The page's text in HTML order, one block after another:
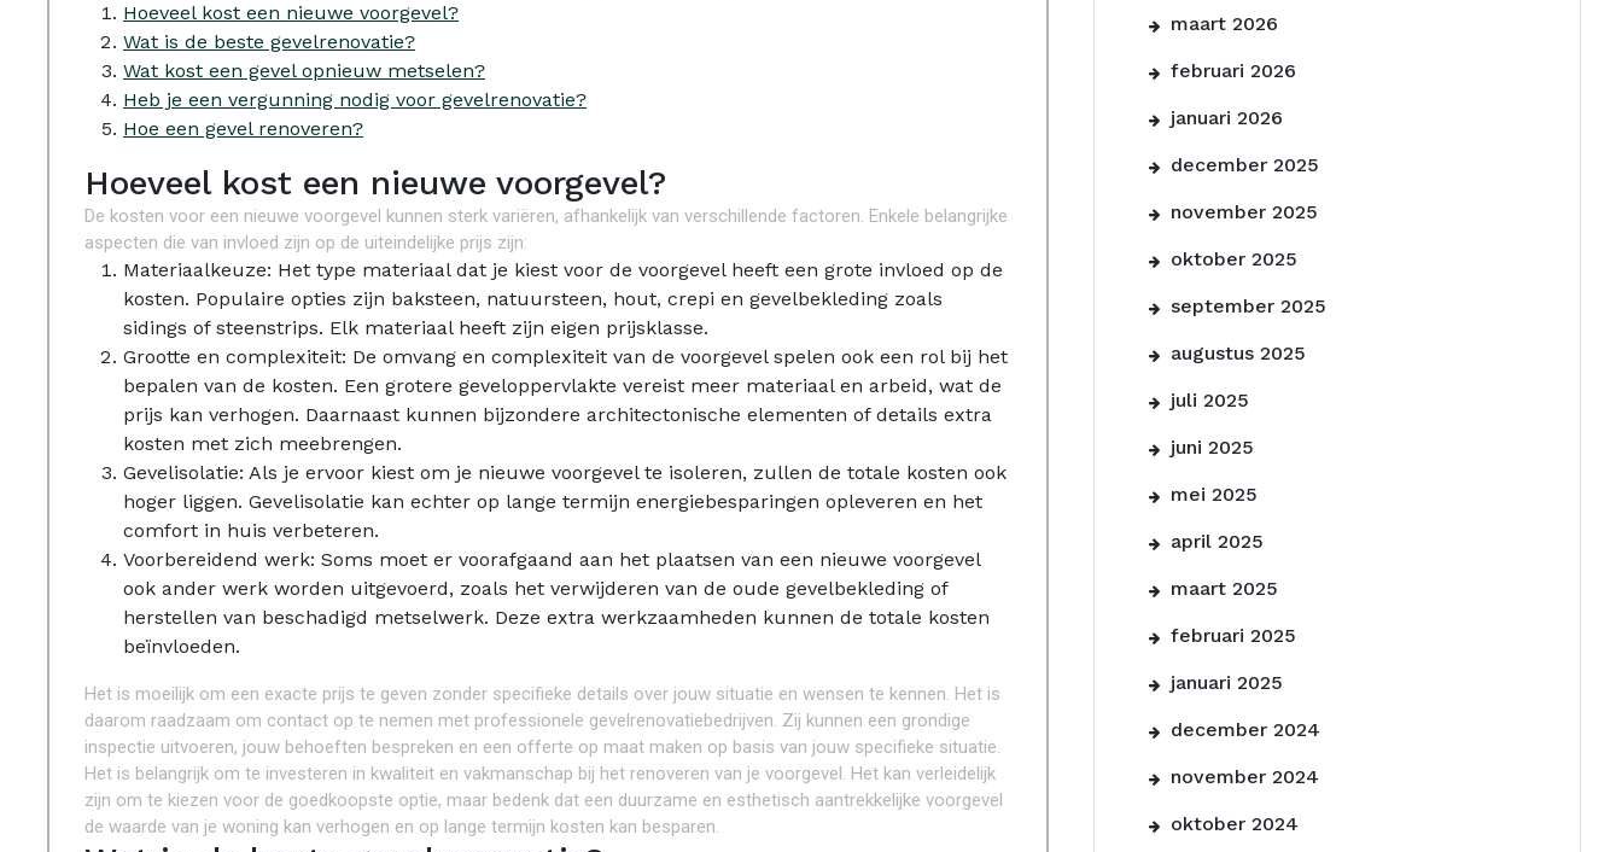
Hoeveel kost een nieuwe voorgevel?
Wat is de beste gevelrenovatie?
Wat kost een gevel opnieuw metselen?
Heb je een vergunning nodig voor gevelrenovatie?
Hoe een gevel renoveren?
Hoeveel kost een nieuwe voorgevel?
De kosten voor een nieuwe voorgevel kunnen sterk variëren, afhankelijk van verschillende factoren. Enkele belangrijke
aspecten die van invloed zijn op de uiteindelijke prijs zijn:
Materiaalkeuze: Het type materiaal dat je kiest voor de voorgevel heeft een grote invloed op de
kosten. Populaire opties zijn baksteen, natuursteen, hout, crepi en gevelbekleding zoals
sidings of steenstrips. Elk materiaal heeft zijn eigen prijsklasse.
Grootte en complexiteit: De omvang en complexiteit van de voorgevel spelen ook een rol bij het
bepalen van de kosten. Een grotere geveloppervlakte vereist meer materiaal en arbeid, wat de
prijs kan verhogen. Daarnaast kunnen bijzondere architectonische elementen of details extra
kosten met zich meebrengen.
Gevelisolatie: Als je ervoor kiest om je nieuwe voorgevel te isoleren, zullen de totale kosten ook
hoger liggen. Gevelisolatie kan echter op lange termijn energiebesparingen opleveren en het
comfort in huis verbeteren.
Voorbereidend werk: Soms moet er voorafgaand aan het plaatsen van een nieuwe voorgevel
ook ander werk worden uitgevoerd, zoals het verwijderen van de oude gevelbekleding of
herstellen van beschadigd metselwerk. Deze extra werkzaamheden kunnen de totale kosten
beïnvloeden.
Het is moeilijk om een exacte prijs te geven zonder specifieke details over jouw situatie en wensen te kennen. Het is
daarom raadzaam om contact op te nemen met professionele gevelrenovatiebedrijven. Zij kunnen een grondige
inspectie uitvoeren, jouw behoeften bespreken en een offerte op maat maken op basis van jouw specifieke situatie.
Het is belangrijk om te investeren in kwaliteit en vakmanschap bij het renoveren van je voorgevel. Het kan verleidelijk
zijn om te kiezen voor de goedkoopste optie, maar bedenk dat een duurzame en esthetisch aantrekkelijke voorgevel
de waarde van je woning kan verhogen en op lange termijn kosten kan besparen.
maart 2026
februari 2026
januari 2026
december 2025
november 2025
oktober 2025
september 2025
augustus 2025
juli 2025
juni 2025
mei 2025
april 2025
maart 2025
februari 2025
januari 2025
december 2024
november 2024
oktober 2024